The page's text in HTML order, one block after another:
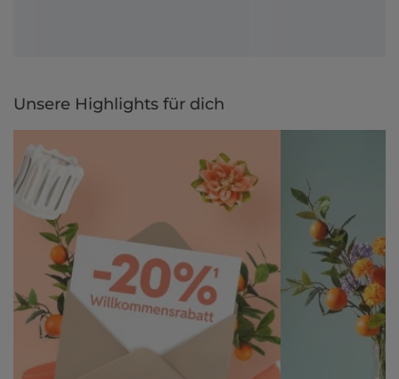
Unsere Highlights für dich